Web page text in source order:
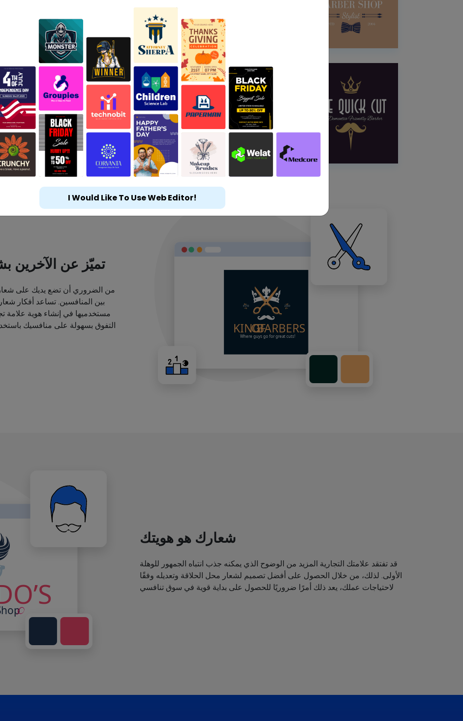
تميّز عن الآخرين
من الضروري أن تضع يديك على
بين المنافسين. تساعد أفكار
مستخدميها في إنشاء هوية علامة
التفوق بسهولة على منافسيك
شعارك هو هويتك
قد تفتقد علامتك التجارية المزيد من الوضوح الذي يمكنه جذب انتباه الجمهور للوهلة
الأولى. لذلك، من خلال الحصول على أفضل تصميم لشعار محل الحلاقة وتعديله وفقًا
لاحتياجات عملك، يعد ذلك أمرًا ضروريًا للحصول على بداية قوية في سوق تنافسي
I Would Like To Use Web Editor!